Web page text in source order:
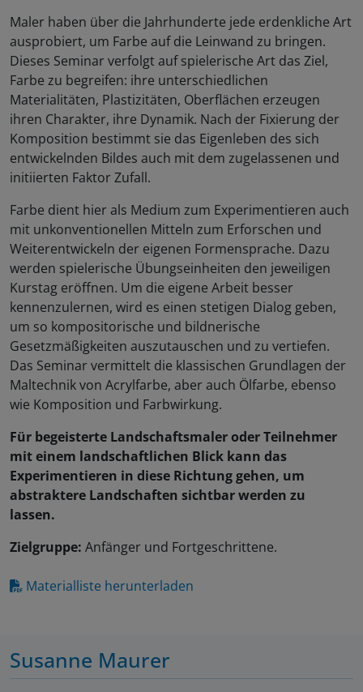
Maler haben über die Jahrhunderte jede erdenkliche Art
ausprobiert, um Farbe auf die Leinwand zu bringen.
Dieses Seminar verfolgt auf spielerische Art das Ziel,
Farbe zu begreifen: ihre unterschiedlichen
Materialitäten, Plastizitäten, Oberflächen erzeugen
ihren Charakter, ihre Dynamik. Nach der Fixierung der
Komposition bestimmt sie das Eigenleben des sich
entwickelnden Bildes auch mit dem zugelassenen und
initiierten Faktor Zufall.
Farbe dient hier als Medium zum Experimentieren auch
mit unkonventionellen Mitteln zum Erforschen und
Weiterentwickeln der eigenen Formensprache. Dazu
werden spielerische Übungseinheiten den jeweiligen
Kurstag eröffnen. Um die eigene Arbeit besser
kennenzulernen, wird es einen stetigen Dialog geben,
um so kompositorische und bildnerische
Gesetzmäßigkeiten auszutauschen und zu vertiefen.
Das Seminar vermittelt die klassischen Grundlagen der
Maltechnik von Acrylfarbe, aber auch Ölfarbe, ebenso
wie Komposition und Farbwirkung.
Für begeisterte Landschaftsmaler oder Teilnehmer
mit einem landschaftlichen Blick kann das
Experimentieren in diese Richtung gehen, um
abstraktere Landschaften sichtbar werden zu
lassen.
Zielgruppe: Anfänger und Fortgeschrittene.
Materialliste herunterladen
Susanne Maurer